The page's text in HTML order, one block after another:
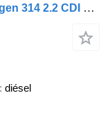
Mercedes-Benz Sprinter Verkoopwagen 314 2.2 CDI 366 L2H2 Airco 2 Zits .220 v
diésel